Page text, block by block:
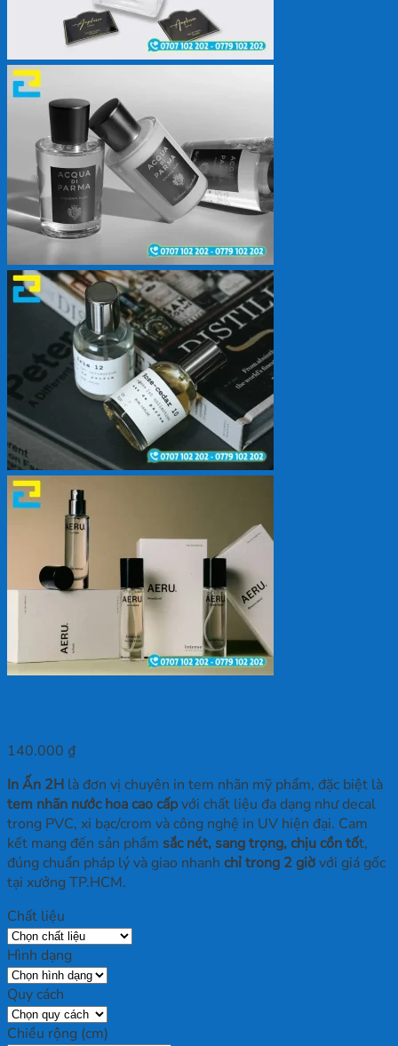
140.000 ₫
In Ấn 2H là đơn vị chuyên in tem nhãn mỹ phẩm, đặc biệt là
tem nhãn nước hoa cao cấpvới chất liệu đa dạng như decal
trong PVC, xi bạc/crom và công nghệ in UV hiện đại. Cam
kết mang đến sản phẩm sắc nét, sang trọng, chịu cồn tốt,
đúng chuẩn pháp lý và giao nhanh chỉ trong 2 giờvới giá gốc
tại xưởng TP.HCM.
Chất liệu
Hình dạng
Quy cách
Chiều rộng (cm)